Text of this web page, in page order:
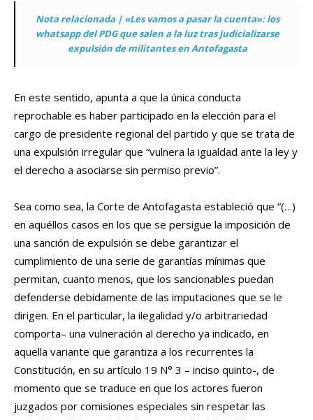
Nota relacionada | «Les vamos a pasar la cuenta»: los
whatsapp del PDG que salen a la luz tras judicializarse
expulsión de militantes en Antofagasta
En este sentido, apunta a que la única conducta
reprochable es haber participado en la elección para el
cargo de presidente regional del partido y que se trata de
una expulsión irregular que “vulnera la igualdad ante la ley y
el derecho a asociarse sin permiso previo”.
Sea como sea, la Corte de Antofagasta estableció que “(…)
en aquéllos casos en los que se persigue la imposición de
una sanción de expulsión se debe garantizar el
cumplimiento de una serie de garantías mínimas que
permitan, cuanto menos, que los sancionables puedan
defenderse debidamente de las imputaciones que se le
dirigen. En el particular, la ilegalidad y/o arbitrariedad
comporta– una vulneración al derecho ya indicado, en
aquella variante que garantiza a los recurrentes la
Constitución, en su artículo 19 N° 3 – inciso quinto-, de
momento que se traduce en que los actores fueron
juzgados por comisiones especiales sin respetar las